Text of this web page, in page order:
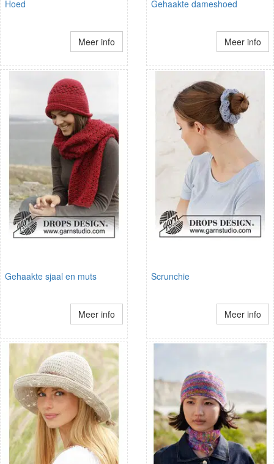
Hoed
Meer info
Gehaakte dameshoed
Meer info
Gehaakte sjaal en muts
Meer info
Scrunchie
Meer info